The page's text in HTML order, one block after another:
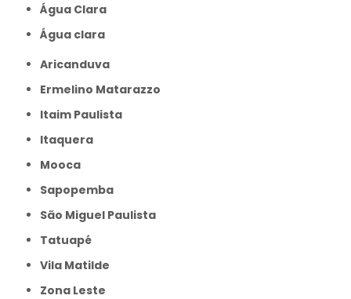
Água Clara
Água clara
Aricanduva
Ermelino Matarazzo
Itaim Paulista
Itaquera
Mooca
Sapopemba
São Miguel Paulista
Tatuapé
Vila Matilde
Zona Leste